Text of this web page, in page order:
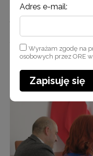
przy stole od lewej: José
Claver-Pater − specjalistka i
romańskich, Elżbieta
Kompetencji Kluczowych
Adres e-mail:
Wyrażam zgodę na
osobowych przez ORE
Zapisuję się